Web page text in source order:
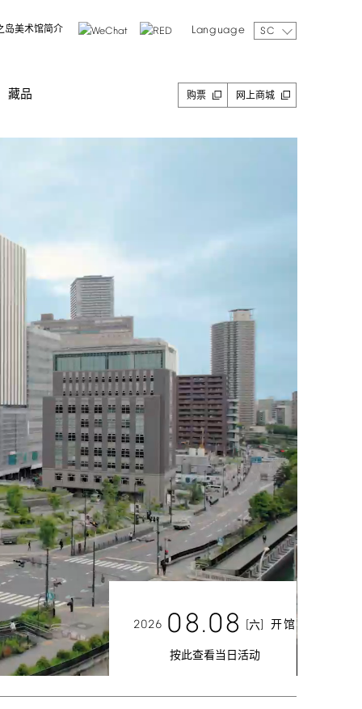
岛美术馆简介 Language SC
藏品 购票 网上商城
2026 08.08 [六] 开馆
按此查看当日活动